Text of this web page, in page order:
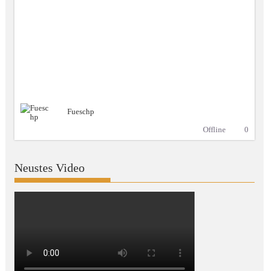
Fueschp
Offline
0
Neustes Video